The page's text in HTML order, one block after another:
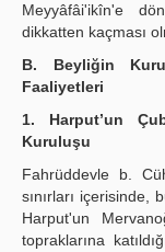
Meyyâfâi'ikîn'e
dikkatten kaçması
B. Beyliğin
Faaliyetleri
1. Harput’un
Kuruluşu
Fahrüddevle b.
sınırları
Harput'un
topraklarına